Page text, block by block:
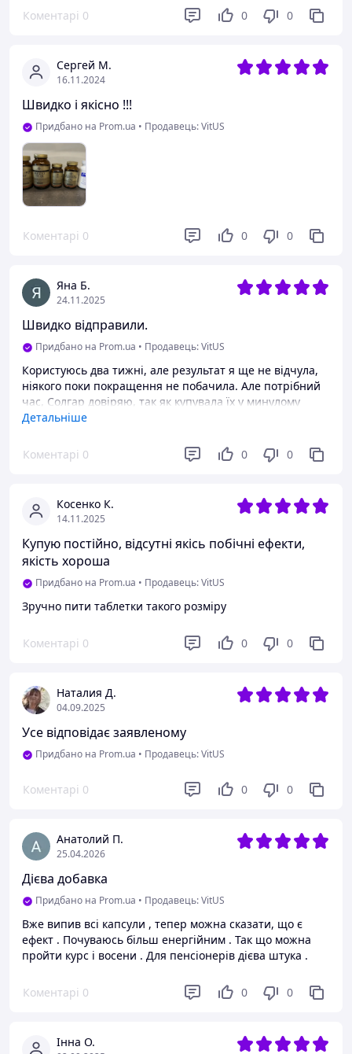
Коментарі 0 0 0
Сергей М.
16.11.2024
Швидко і якісно !!!
Придбано на Prom.ua • Продавець: VitUS
Коментарі 0 0 0
Яна Б.
24.11.2025
Швидко відправили.
Придбано на Prom.ua • Продавець: VitUS
Користуюсь два тижні, але результат я ще не відчула,
ніякого поки покращення не побачила. Але потрібний
час, Солгар довіряю, так як купувала їх у минулому
са+k2 і результат був. Як щодо омега,буду дивитися та
Переваги
Детальніше
Коментарі 0 0 0
Косенко К.
14.11.2025
Купую постійно, відсутні якісь побічні ефекти,
якість хороша
Придбано на Prom.ua • Продавець: VitUS
Зручно пити таблетки такого розміру
Коментарі 0 0 0
Наталия Д.
04.09.2025
Усе відповідає заявленому
Придбано на Prom.ua • Продавець: VitUS
Коментарі 0 0 0
Анатолий П.
25.04.2026
Дієва добавка
Придбано на Prom.ua • Продавець: VitUS
Вже випив всі капсули , тепер можна сказати, що є
ефект . Почуваюсь більш енергійним . Так що можна
пройти курс і восени . Для пенсіонерів дієва штука .
Коментарі 0 0 0
Інна О.